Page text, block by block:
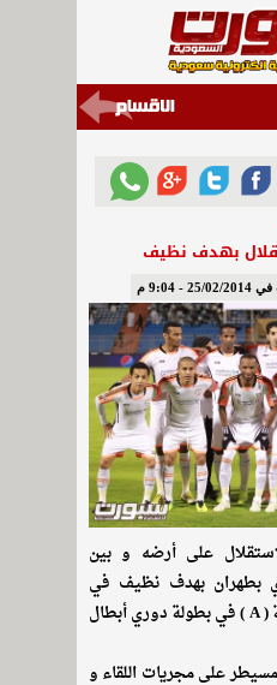
بهدف نظيف
- 9:04 م
على أرضه و بين
بطهران بهدف نظيف في
إفتتاحية لقاءات المجموعة ( A ) في بطولة دوري أبطال
على مجريات اللقاء و